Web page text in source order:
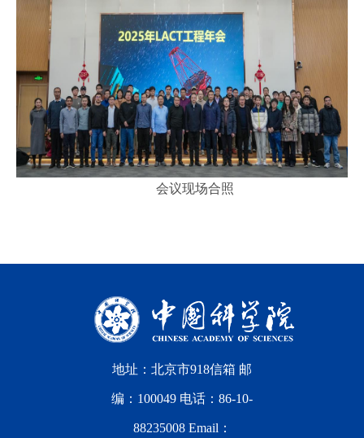
会议现场合照
地址：北京市918信箱 邮
编：100049 电话：86-10-
88235008 Email：